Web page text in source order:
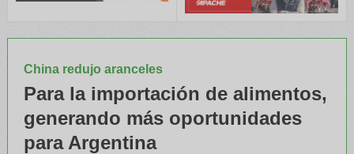
China redujo aranceles
Para la importación de alimentos,
generando más oportunidades
para Argentina